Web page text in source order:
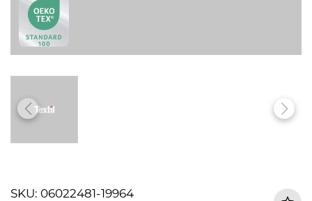
SKU: 06022481-19964